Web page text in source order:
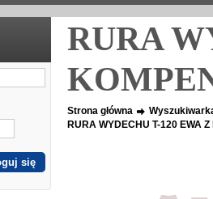
RURA
Strona główna
RURA WYDECHU T-120 EWA